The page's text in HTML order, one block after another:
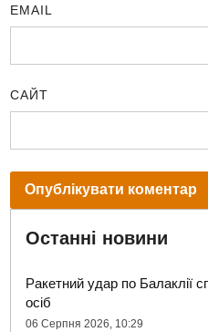
EMAIL
САЙТ
Останні новини
Ракетний удар по Балаклії
осіб
06 Серпня 2026, 10:29